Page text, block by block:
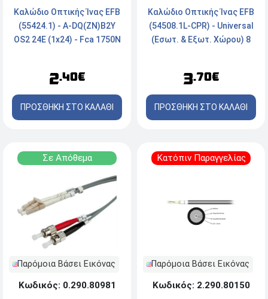
Καλώδιο Οπτικής Ίνας EFB
(55424.1) - A-DQ(ZN)B2Y
OS2 24E (1x24) - Fca 1750N
2.40€
ΠΡΟΣΘΗΚΗ ΣΤΟ ΚΑΛΑΘΙ
Καλώδιο Οπτικής Ίνας EFB
(54508.1L-CPR) - Universal
(Εσωτ. & Εξωτ. Χώρου) 8
3.70€
ΠΡΟΣΘΗΚΗ ΣΤΟ ΚΑΛΑΘΙ
Σε Απόθεμα
Παρόμοια Βάσει Εικόνας
Κωδικός: 0.290.80981
Κατόπιν Παραγγελίας
Παρόμοια Βάσει Εικόνας
Κωδικός: 2.290.80150